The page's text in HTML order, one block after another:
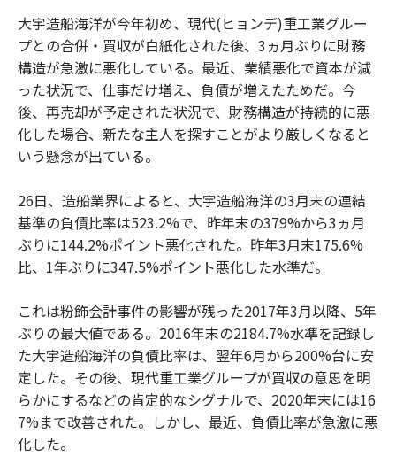
大宇造船海洋が今年初め、現代(ヒョンデ)重工業グルー
プとの合併・買収が白紙化された後、3ヵ月ぶりに財務
構造が急激に悪化している。最近、業績悪化で資本が減
った状況で、仕事だけ増え、負債が増えたためだ。今
後、再売却が予定された状況で、財務構造が持続的に悪
化した場合、新たな主人を探すことがより厳しくなると
いう懸念が出ている。
26日、造船業界によると、大宇造船海洋の3月末の連結
基準の負債比率は523.2%で、昨年末の379%から3ヵ月
ぶりに144.2%ポイント悪化された。昨年3月末175.6%
比、1年ぶりに347.5%ポイント悪化した水準だ。
これは粉飾会計事件の影響が残った2017年3月以降、5年
ぶりの最大値である。2016年末の2184.7%水準を記録し
た大宇造船海洋の負債比率は、翌年6月から200%台に安
定した。その後、現代重工業グループが買収の意思を明
らかにするなどの肯定的なシグナルで、2020年末には16
7%まで改善された。しかし、最近、負債比率が急激に悪
化した。